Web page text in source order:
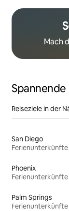
Mach
Spannende
Reiseziele in der
San Diego
Ferienunterkünfte
Phoenix
Ferienunterkünfte
Palm Springs
Ferienunterkünfte